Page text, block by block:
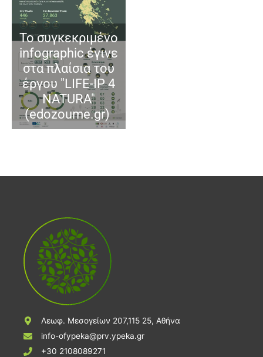
Το συγκεκριμένο
infographic έγινε
στα πλαίσια του
έργου "LIFE-IP 4
NATURA"
(edozoume.gr)
Λεωφ. Μεσογείων 207,115 25, Αθήνα
info-ofypeka@prv.ypeka.gr
+30 2108089271